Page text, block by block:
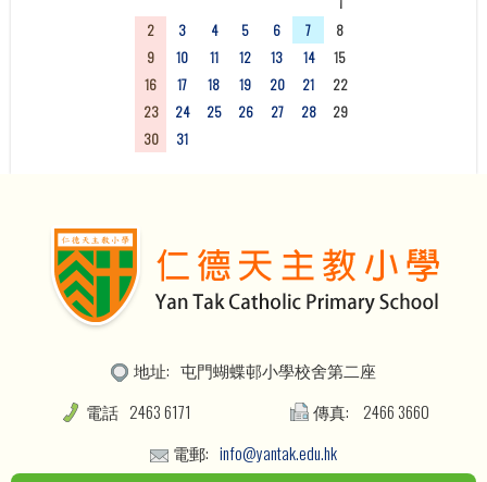
2
3 4 5 6 7
8
9
10 11 12 13 14
15
16
17 18 19 20 21
22
23
24 25 26 27 28
29
30
31
地址: 屯門蝴蝶邨小學校舍第二座
電話 2463 6171 傳真:
2466 3660
電郵: info@yantak.edu.hk